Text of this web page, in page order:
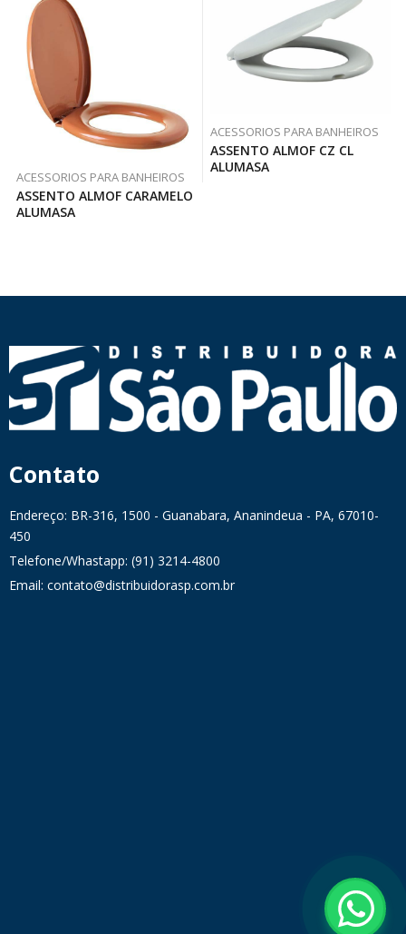
ACESSORIOS PARA BANHEIROS
ASSENTO ALMOF CARAMELO
ALUMASA
ACESSORIOS PARA BANHEIROS
ASSENTO ALMOF CZ CL
ALUMASA
Contato
Endereço: BR-316, 1500 - Guanabara, Ananindeua - PA, 67010-
450
Telefone/Whastapp: (91) 3214-4800
Email: contato@distribuidorasp.com.br